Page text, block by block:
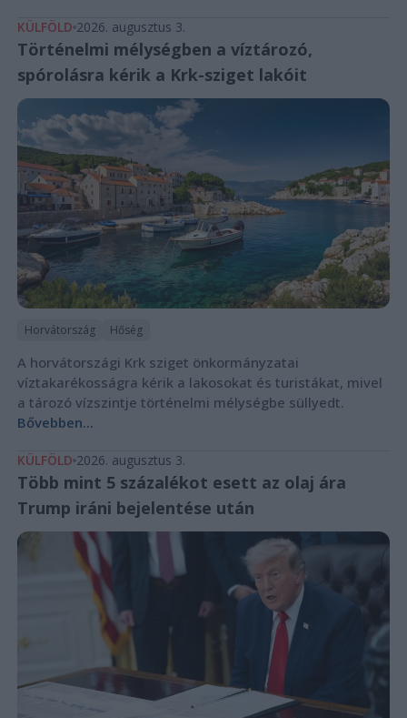
KÜLFÖLD 2026. augusztus 3.
Történelmi mélységben a víztározó,
spórolásra kérik a Krk-sziget lakóit
Horvátország Hőség
A horvátországi Krk sziget önkormányzatai
víztakarékosságra kérik a lakosokat és turistákat, mivel
a tározó vízszintje történelmi mélységbe süllyedt.
Bővebben...
KÜLFÖLD 2026. augusztus 3.
Több mint 5 százalékot esett az olaj ára
Trump iráni bejelentése után